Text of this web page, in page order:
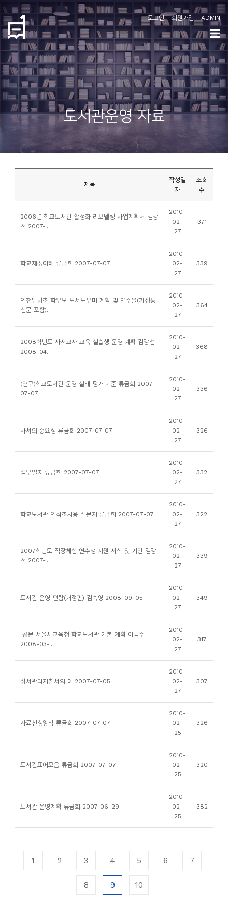
로그인 회원가입 ADMIN
도서관운영 자료
제목
작성일
자
조회
수
2006년 학교도서관 활성화 리모델링 사업계획서 김강
선 2007-..
2010-
02-
27
371
학교재정이해 류금희 2007-07-07
2010-
02-
27
339
인천담방초 학부모 도서도우미 계획 및 연수물(가정통
신문 포함)..
2010-
02-
27
364
2008학년도 사서교사 교육 실습생 운영 계획 김강선
2008-04..
2010-
02-
27
368
(연구)학교도서관 운영 실태 평가 기준 류금희 2007-
07-07
2010-
02-
27
336
사서의 중요성 류금희 2007-07-07
2010-
02-
27
326
업무일지 류금희 2007-07-07
2010-
02-
27
332
학교도서관 인식조사용 설문지 류금희 2007-07-07
2010-
02-
27
322
2007학년도 직장체험 연수생 지원 서식 및 기안 김강
선 2007-..
2010-
02-
27
339
도서관 운영 편람(개정판) 김숙영 2008-09-05
2010-
02-
27
349
[공문]서울시교육청 학교도서관 기본 계획 이덕주
2008-03-..
2010-
02-
27
317
장서관리지침서의 예 2007-07-05
2010-
02-
27
307
자료신청양식 류금희 2007-07-07
2010-
02-
25
326
도서관표어모음 류금희 2007-07-07
2010-
02-
25
320
도서관 운영계획 류금희 2007-06-29
2010-
02-
25
382
1 2 3 4 5 6 7
8 9 10
학
도
협
소
개
지
사